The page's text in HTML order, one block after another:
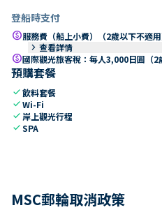
登船時支付
paid服務費（船上小費）（2歲以下不適用
keyboard_arrow_right 查看詳情
paid國際觀光旅客稅：每人3,000日圓（
預購套餐
check飲料套餐
checkWi-Fi
check 岸上觀光行程
checkSPA
MSC郵輪取消政策